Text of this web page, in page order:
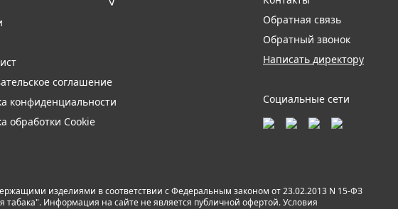
соглашение
конфиденциальности
обработки Cookie
Обратная связь
Обратный звонок
Написать директору
Социальные сети
изделиями в соответствии с Федеральным законом от 23.02.2013 N 15-ФЗ
табака". Информация на сайте не является публичной офертой. Условия